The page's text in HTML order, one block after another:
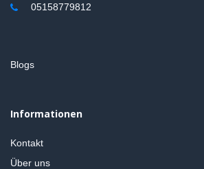
05158779812
Blogs
Informationen
Kontakt
Über uns